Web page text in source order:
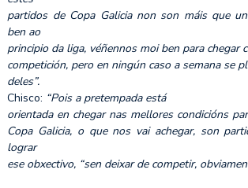
partidos de Copa Galicia non son máis que
ben ao
principio da liga, véñennos moi ben para chegar
competición, pero en ningún caso a semana se
deles”.
Chisco: “Pois a pretempada está
orientada en chegar nas mellores condicións
Copa Galicia, o que nos vai achegar, son
lograr
ese obxectivo, “sen deixar de competir,